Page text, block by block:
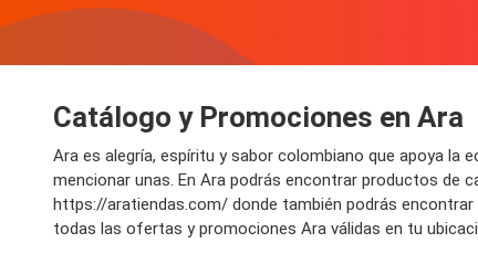
Catálogo y Promociones en Ara
Ara es alegría, espíritu y sabor colombiano que apoya la
mencionar unas. En Ara podrás encontrar productos de
https://aratiendas.com/ donde también podrás
todas las ofertas y promociones Ara válidas en tu